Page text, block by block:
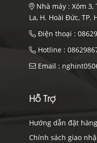
Nhà máy : Xóm 3,
La, H. Hoài Đức, TP.
Điện thoại :
Hotline :
Email :
Hỗ Trợ
Hướng dẫn đặt hàng
Chính sách giao